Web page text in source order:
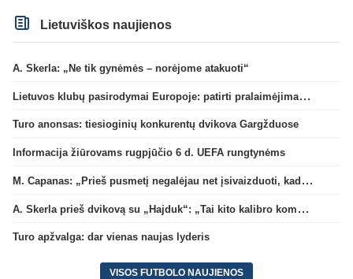
Lietuviškos naujienos
A. Skerla: „Ne tik gynėmės – norėjome atakuoti“
Lietuvos klubų pasirodymai Europoje: patirti pralaimėjimai Kroatijos atstovams
Turo anonsas: tiesioginių konkurentų dvikova Gargžduose
Informacija žiūrovams rugpjūčio 6 d. UEFA rungtynėms
M. Capanas: „Prieš pusmetį negalėjau net įsivaizduoti, kad žaisime prieš „Hajduk“
A. Skerla prieš dvikovą su „Hajduk“: „Tai kito kalibro komanda“
Turo apžvalga: dar vienas naujas lyderis
VISOS FUTBOLO NAUJIENOS